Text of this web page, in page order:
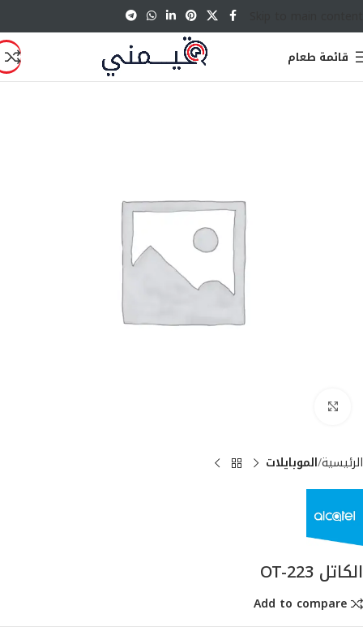
قائمة طعام
الرئيسية الموبايلات
الكاتل OT-223
Add to compare